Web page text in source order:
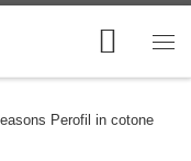
Perofil in cotone